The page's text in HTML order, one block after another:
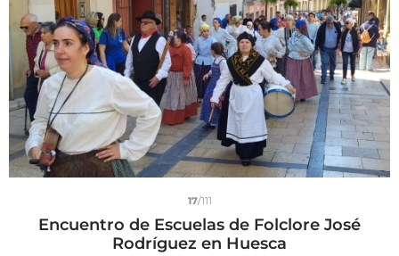
17/111
Encuentro de Escuelas de Folclore José
Rodríguez en Huesca